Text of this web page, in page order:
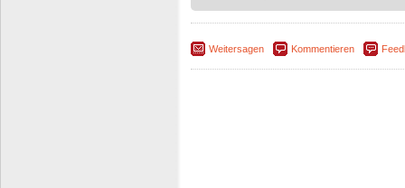
Weitersagen Kommentieren